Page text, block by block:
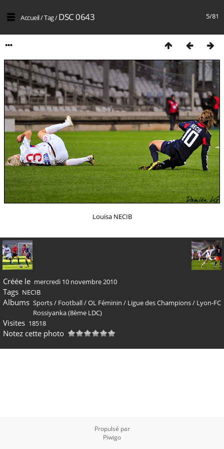
5/81
Accueil/Tag/DSC 0643
Louisa NECIB
Créée le mercredi 10 novembre 2010
Tags NECIB
Albums Sports/ Football/OL Féminin / Ligue des Champions/ Lyon-FC
Rossiyanka (8ème LDC)
Visites 18518
Notez cette photo
Propulsé par
Piwigo